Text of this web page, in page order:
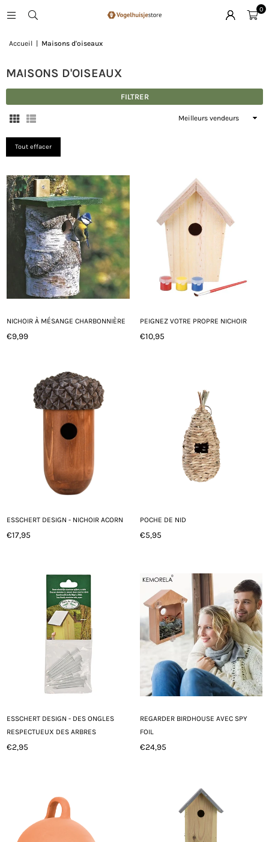
0
Accueil Maisons d'oiseaux
MAISONS D'OISEAUX
FILTRER
Appliquer
Tout effacer
NICHOIR À MÉSANGE CHARBONNIÈRE
Prix
€9,99
PEIGNEZ VOTRE PROPRE NICHOIR
Prix
€10,95
ESSCHERT DESIGN - NICHOIR ACORN
Prix
€17,95
POCHE DE NID
Prix
€5,95
ESSCHERT DESIGN - DES ONGLES
RESPECTUEUX DES ARBRES
Prix
€2,95
REGARDER BIRDHOUSE AVEC SPY
FOIL
Prix
€24,95